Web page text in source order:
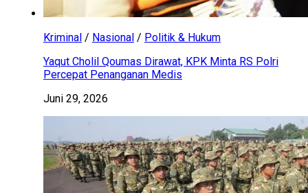
Kriminal / Nasional / Politik & Hukum
Yaqut Cholil Qoumas Dirawat, KPK Minta RS Polri
Percepat Penanganan Medis
Juni 29, 2026